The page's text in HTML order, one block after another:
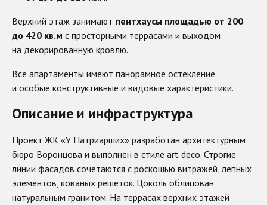
Верхний этаж занимают пентхаусы площадью от 200
до 420 кв.м с просторными террасами и выходом
на декорированную кровлю.
Все апартаменты имеют панорамное остекление
и особые конструктивные и видовые характеристики.
Описание и инфраструктура
Проект ЖК «У Патриарших» разработан архитектурным
бюро Воронцова и выполнен в стиле art deco. Строгие
линии фасадов сочетаются с роскошью витражей, лепных
элементов, кованых решеток. Цоколь облицован
натуральным гранитом. На террасах верхних этажей